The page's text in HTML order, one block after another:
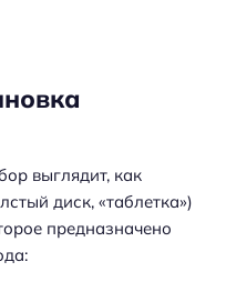
выглядит, как
диск, «таблетка»)
предназначено